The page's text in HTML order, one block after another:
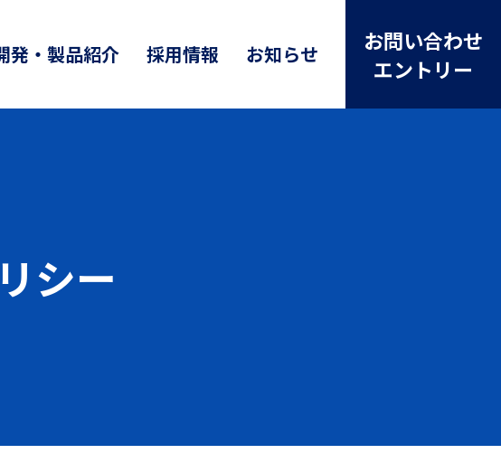
発・製品紹介 採用情報 お知らせ
お問い合わせ
エントリー
シー